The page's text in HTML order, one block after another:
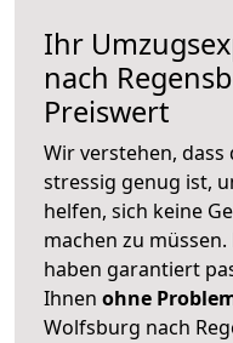
Ihr
nach
Preiswert
Wir verstehen,
stressig genug ist,
helfen, sich keine
machen zu
haben garantiert
Ihnen ohne
Wolfsburg nach